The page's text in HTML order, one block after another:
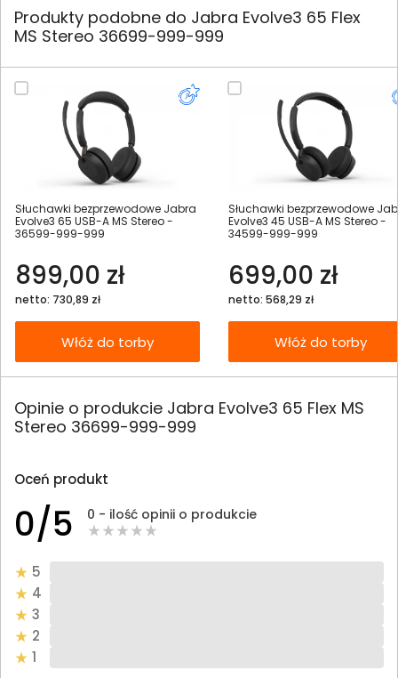
Produkty podobne do Jabra Evolve3 65 Flex
MS Stereo 36699-999-999
Słuchawki bezprzewodowe Jabra
Evolve3 65 USB-A MS Stereo -
36599-999-999
899,00 zł
netto: 730,89 zł
Włóż do torby
Słuchawki bezprzewodowe
Evolve3 45 USB-A MS Stereo -
34599-999-999
699,00 zł
netto: 568,29 zł
Włóż do torby
Opinie o produkcie Jabra Evolve3 65 Flex MS
Stereo 36699-999-999
Oceń produkt
0/5 0 - ilość opinii o produkcie
5
4
3
2
1